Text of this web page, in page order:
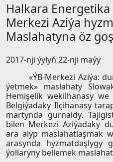
Halkara Energetika
Merkezi Aziýa
Maslahatyna öz
2017-nji ýylyň 22-nji maýy
«ÝB-Merkezi Aziýa:
ýetmek» maslahaty
Hemişelik wekilhanasy we
Belgiýadaky Ilçihanasy
martynda gurnaldy.
bilen Merkezi Aziýadaky
ara alyp maslahatlaşmak
arasynda hyzmatdaşlygy
ýollaryny bellemek